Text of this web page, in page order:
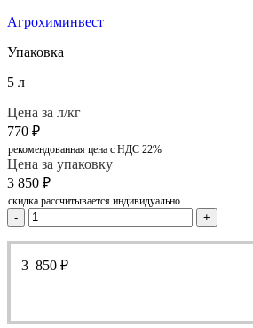
Агрохиминвест
Упаковка
5 л
Цена за л/кг
770 ₽
рекомендованная цена с НДС 22%
Цена за упаковку
3 850 ₽
скидка рассчитывается индивидуально
- +
3 850 ₽